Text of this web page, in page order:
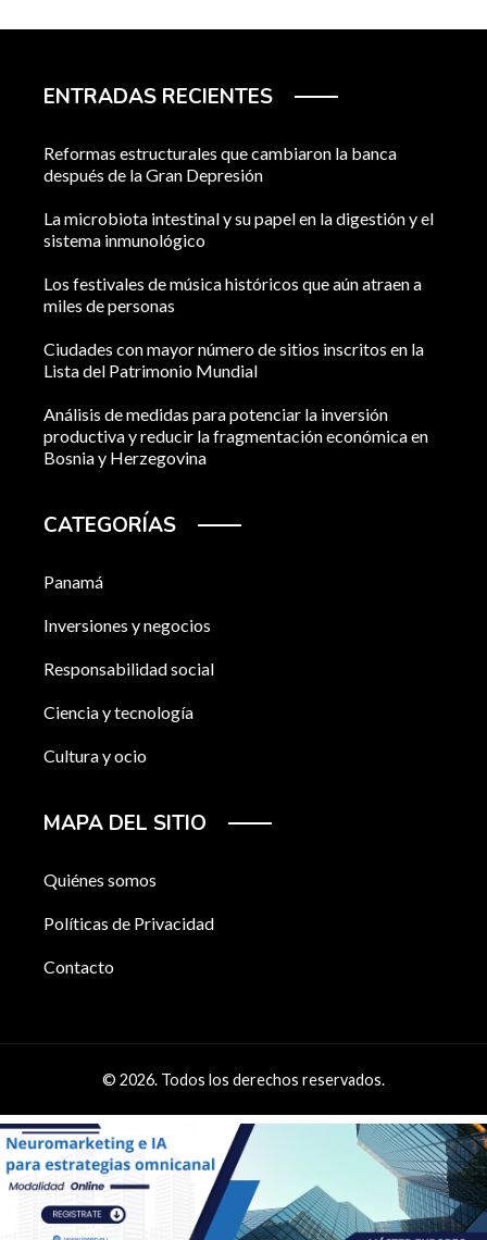
ENTRADAS RECIENTES
Reformas estructurales que cambiaron la banca
después de la Gran Depresión
La microbiota intestinal y su papel en la digestión y el
sistema inmunológico
Los festivales de música históricos que aún atraen a
miles de personas
Ciudades con mayor número de sitios inscritos en la
Lista del Patrimonio Mundial
Análisis de medidas para potenciar la inversión
productiva y reducir la fragmentación económica en
Bosnia y Herzegovina
CATEGORÍAS
Panamá
Inversiones y negocios
Responsabilidad social
Ciencia y tecnología
Cultura y ocio
MAPA DEL SITIO
Quiénes somos
Políticas de Privacidad
Contacto
© 2026. Todos los derechos reservados.